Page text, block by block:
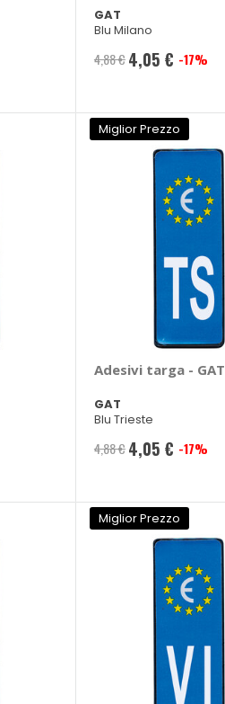
GAT
Blu Milano
4,88 € Prezzo
4,05 € -17%
Miglior Prezzo
Adesivi targa - GAT
GAT
Blu Trieste
4,88 € Prezzo
4,05 € -17%
Miglior Prezzo